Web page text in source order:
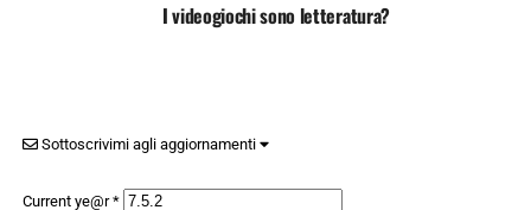
I videogiochi sono letteratura?
Sottoscrivimi agli aggiornamenti
Current ye@r*